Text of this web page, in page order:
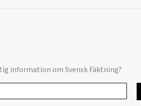
information om Svensk Fäktning?